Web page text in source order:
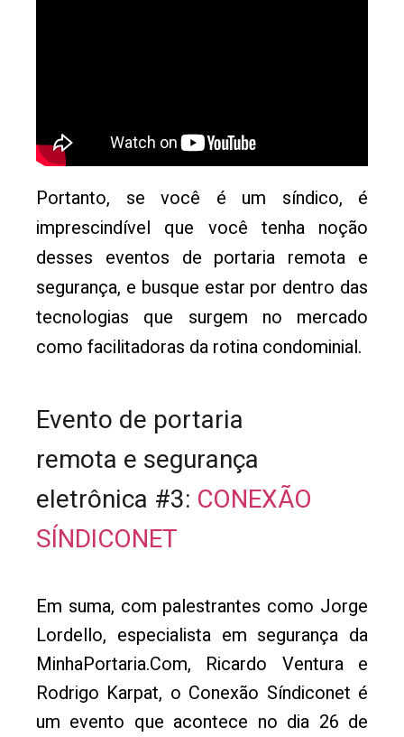
Portanto, se você é um síndico, é
imprescindível que você tenha noção
desses eventos de portaria remota e
segurança, e busque estar por dentro das
tecnologias que surgem no mercado
como facilitadoras da rotina condominial.
Evento de portaria
remota e segurança
eletrônica #3: CONEXÃO
SÍNDICONET
Em suma, com palestrantes como Jorge
Lordello, especialista em segurança da
MinhaPortaria.Com, Ricardo Ventura e
Rodrigo Karpat, o Conexão Síndiconet é
um evento que acontece no dia 26 de